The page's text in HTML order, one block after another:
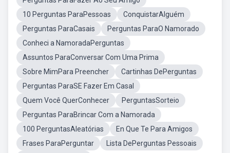
10 Perguntas ParaPessoas
ConquistarAlguém
Perguntas ParaCasais
Perguntas ParaO Namorado
Conheci a NamoradaPerguntas
Assuntos ParaConversar Com Uma Prima
Sobre MimPara Preencher
Cartinhas DePerguntas
Perguntas ParaSE Fazer Em Casal
Quem Você QuerConhecer
PerguntasSorteio
Perguntas ParaBrincar Com a Namorada
100 PerguntasAleatórias
En Que Te Para Amigos
Frases ParaPerguntar
Lista DePerguntas Pessoais